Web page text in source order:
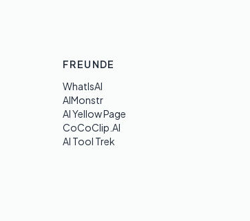
FREUNDE
WhatIsAI
AIMonstr
AI Yellow Page
CoCoClip.AI
AI Tool Trek